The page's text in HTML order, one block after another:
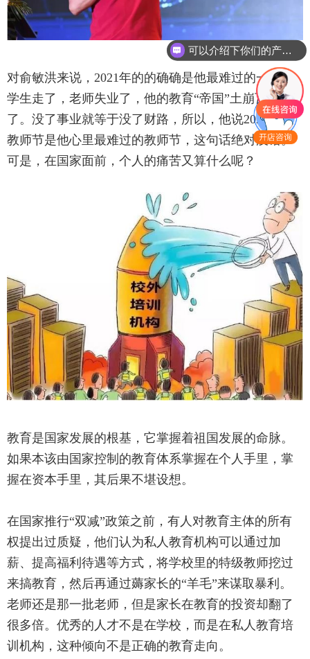
对俞敏洪来说，2021年的的确确是他最难过的一年，
学生走了，老师失业了，他的教育“帝国”土崩瓦解
了。没了事业就等于没了财路，所以，他说2021年的
教师节是他心里最难过的教师节，这句话绝对没错。
可是，在国家面前，个人的痛苦又算什么呢？
教育是国家发展的根基，它掌握着祖国发展的命脉。
如果本该由国家控制的教育体系掌握在个人手里，掌
握在资本手里，其后果不堪设想。
在国家推行“双减”政策之前，有人对教育主体的所有
权提出过质疑，他们认为私人教育机构可以通过加
薪、提高福利待遇等方式，将学校里的特级教师挖过
来搞教育，然后再通过薅家长的“羊毛”来谋取暴利。
老师还是那一批老师，但是家长在教育的投资却翻了
很多倍。优秀的人才不是在学校，而是在私人教育培
训机构，这种倾向不是正确的教育走向。
可以介绍下你们的产品么